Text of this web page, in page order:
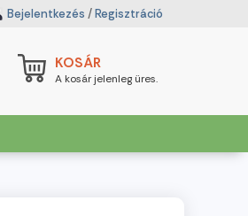
Bejelentkezés /Regisztráció
KOSÁR
A kosár jelenleg üres.